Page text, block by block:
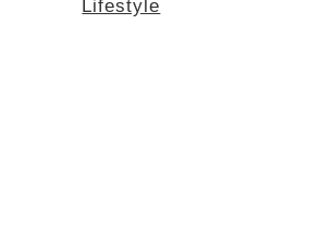
Lifestyle